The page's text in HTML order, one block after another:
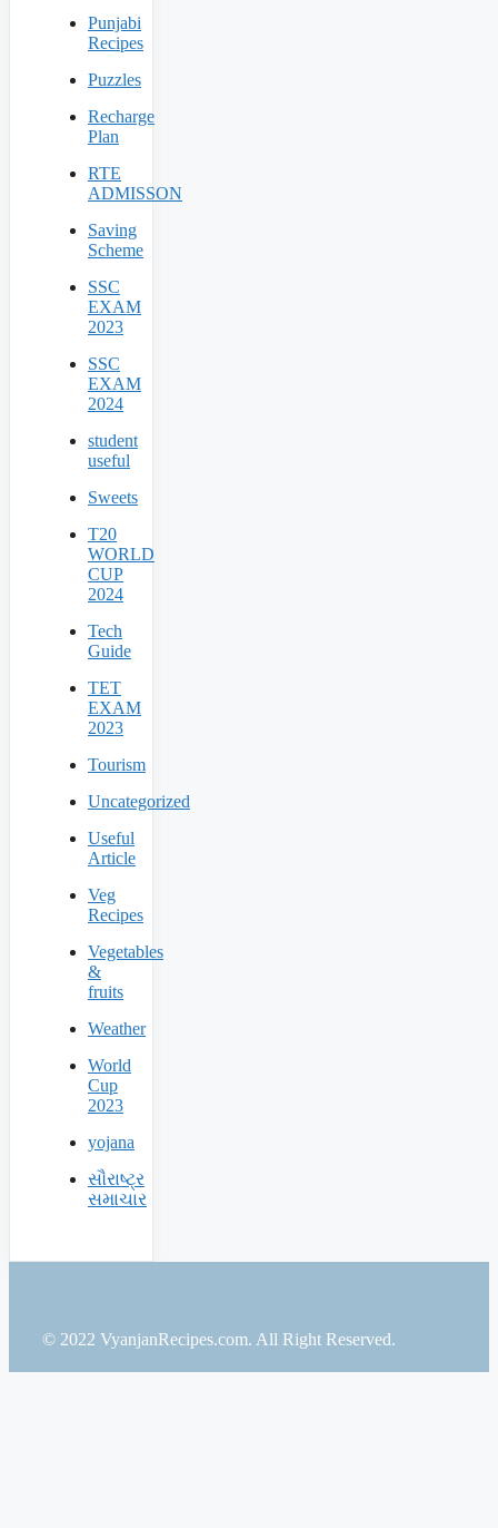
Punjabi
Recipes
Puzzles
Recharge
Plan
RTE
ADMISSON
Saving
Scheme
SSC
EXAM
2023
SSC
EXAM
2024
student
useful
Sweets
T20
WORLD
CUP
2024
Tech
Guide
TET
EXAM
2023
Tourism
Uncategorized
Useful
Article
Veg
Recipes
Vegetables
&
fruits
Weather
World
Cup
2023
yojana
સૌરાષ્ટ્ર
સમાચાર
© 2022 VyanjanRecipes.com. All Right Reserved.